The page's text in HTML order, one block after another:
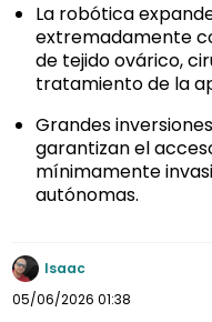
La robótica
extremadamente
de tejido ovárico,
tratamiento de la
Grandes
garantizan el
mínimamente
autónomas.
Isaac
05/06/2026 01:38